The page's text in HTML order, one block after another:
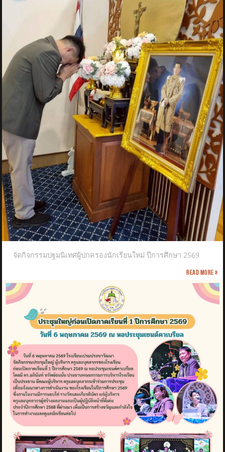
จัดกิจกรรมปฐมนิเทศผู้ปกครองนักเรียนใหม่ ปีการศึกษา 2569
Read more »